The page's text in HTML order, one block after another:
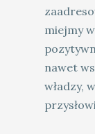
miejmy
nawet
władzy,